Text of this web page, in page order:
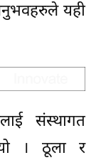
यही
संस्थागत
। ठूला र